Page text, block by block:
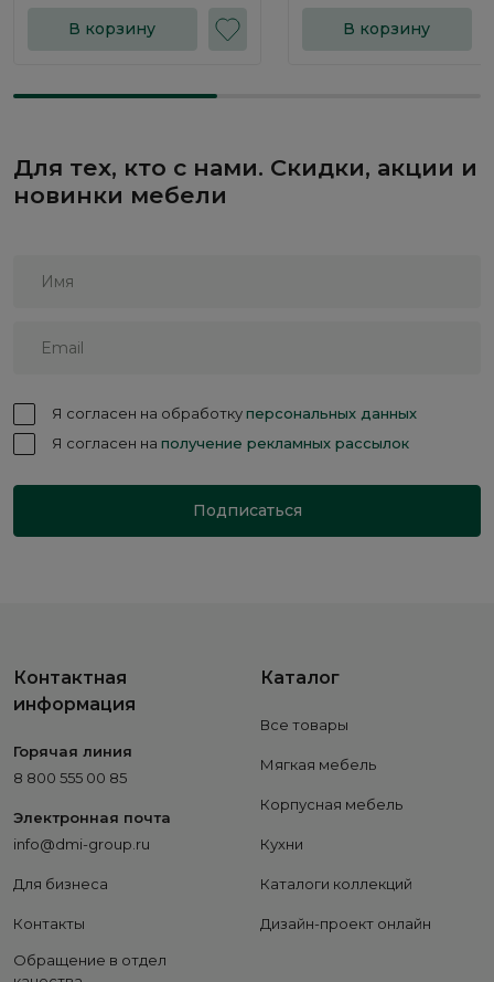
В корзину В корзину
Для тех, кто с нами. Скидки, акции и
новинки мебели
Я согласен на обработкуперсональных данных
Я согласен на получение рекламных рассылок
Подписаться
Контактная
информация
Горячая линия
8 800 555 00 85
Электронная почта
info@dmi-group.ru
Для бизнеса
Контакты
Обращение в отдел
Каталог
Все товары
Мягкая мебель
Корпусная мебель
Кухни
Каталоги коллекций
Дизайн-проект онлайн